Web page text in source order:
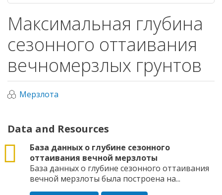
Максимальная глубина
сезонного оттаивания
вечномерзлых грунтов
Мерзлота
Data and Resources
База данных о глубине сезонного
оттаивания вечной мерзлоты
csv
База данных о глубине сезонного оттаивания
вечной мерзлоты была построена на...